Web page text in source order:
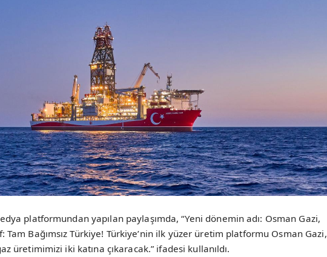
platformundan yapılan paylaşımda, “Yeni dönemin adı: Osman Gazi,
Tam Bağımsız Türkiye! Türkiye’nin ilk yüzer üretim platformu Osman Gazi,
üretimimizi iki katına çıkaracak.” ifadesi kullanıldı.